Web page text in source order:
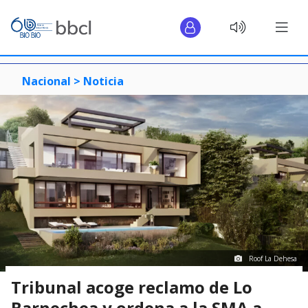
Nacional > Noticia
Roof La Dehesa
Tribunal acoge reclamo de Lo